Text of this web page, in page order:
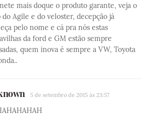
mais doque o produto garante, veja o
do Agile e do veloster, decepção já
pelo nome e cá pra nós estas
da ford e GM estão sempre
quem inova é sempre a VW, Toyota
5 de setembro de 2015 às 23:57